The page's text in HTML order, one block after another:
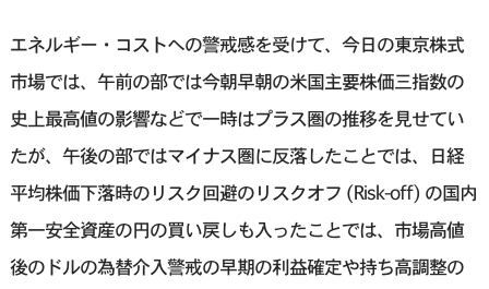
エネルギー・コストへの警戒感を受けて、今日の東京株式
市場では、午前の部では今朝早朝の米国主要株価三指数の
史上最高値の影響などで一時はプラス圏の推移を見せてい
たが、午後の部ではマイナス圏に反落したことでは、日経
平均株価下落時のリスク回避のリスクオフ (Risk-off) の国内
第一安全資産の円の買い戻しも入ったことでは、市場高値
後のドルの為替介入警戒の早期の利益確定や持ち高調整の